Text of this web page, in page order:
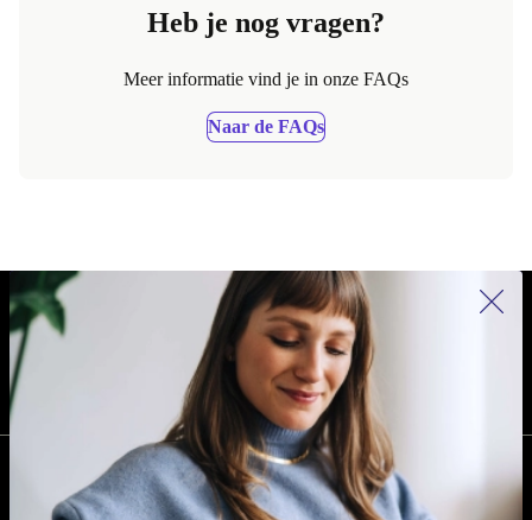
Heb je nog vragen?
Meer informatie vind je in onze FAQs
Naar de FAQs
REFURBED NEDERLAND - RETHINK NEW.
VOLG ONS
BEDRIJF